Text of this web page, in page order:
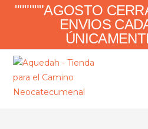
""""""AGOSTO
ENVIOS